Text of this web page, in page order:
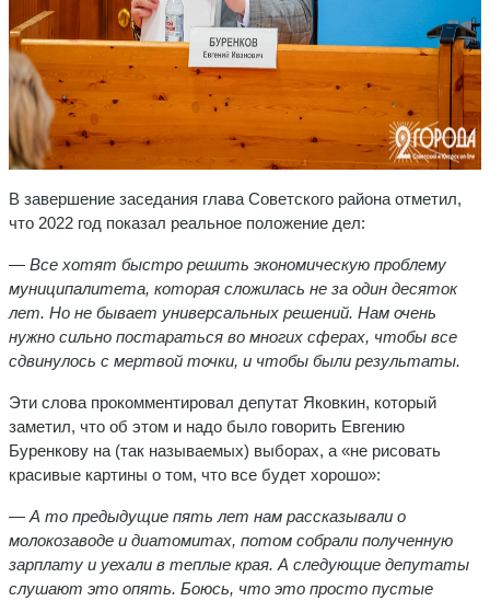
В завершение заседания глава Советского района отметил,
что 2022 год показал реальное положение дел:
— Все хотят быстро решить экономическую проблему
муниципалитета, которая сложилась не за один десяток
лет. Но не бывает универсальных решений. Нам очень
нужно сильно постараться во многих сферах, чтобы все
сдвинулось с мертвой точки, и чтобы были результаты.
Эти слова прокомментировал депутат Яковкин, который
заметил, что об этом и надо было говорить Евгению
Буренкову на (так называемых) выборах, а «не рисовать
красивые картины о том, что все будет хорошо»:
— А то предыдущие пять лет нам рассказывали о
молокозаводе и диатомитах, потом собрали полученную
зарплату и уехали в теплые края. А следующие депутаты
слушают это опять. Боюсь, что это просто пустые